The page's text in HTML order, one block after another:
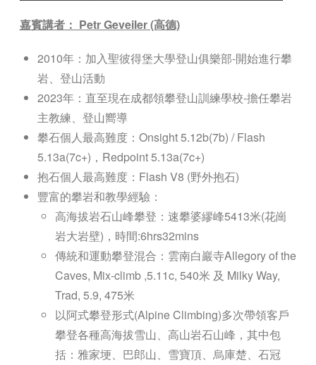
嘉賓講者： Petr Geveiler (高德)
2010年：加入聖彼得堡大學登山俱樂部-開始進行攀
岩、登山活動
2023年：直至現在成都領攀登山訓練學校-擔任攀岩
主教練、登山嚮導
攀石個人最高難度：Onsight 5.12b(7b) / Flash
5.13a(7c+)，Redpoint 5.13a(7c+)
抱石個人最高難度：Flash V8 (野外抱石)
豐富的攀岩和教學經驗：
高海拔岩石山峰攀登：速攀婆繆峰5413米(花崗
岩大岩壁)，時間:6hrs32mins
傳統和運動攀登混合：雲南白巖寺Allegory of the
Caves, Mix-climb ,5.11c, 540米 及 Milky Way,
Trad, 5.9, 475米
以阿式攀登形式(Alpine Climbing)多次帶領客戶
攀登各種高海拔雪山、高山岩石山峰，其中包
括：雅家埂、巴郎山、雪寶頂、烏庫楚、石冠